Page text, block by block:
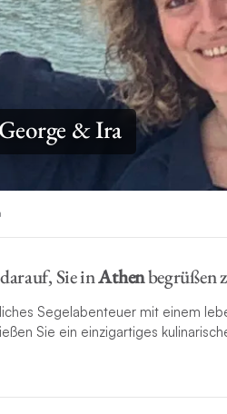
George & Ira
Sie inAthenbegrüßen
Segelabenteuer mit einem
Sie ein einzigartiges
und erfahrener Skipper mit